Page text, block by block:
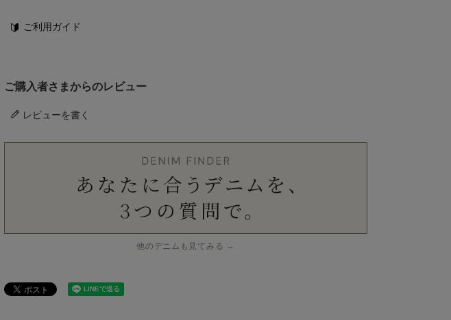
ご利用ガイド
ご購入者さまからのレビュー
レビューを書く
他のデニムも見てみる →